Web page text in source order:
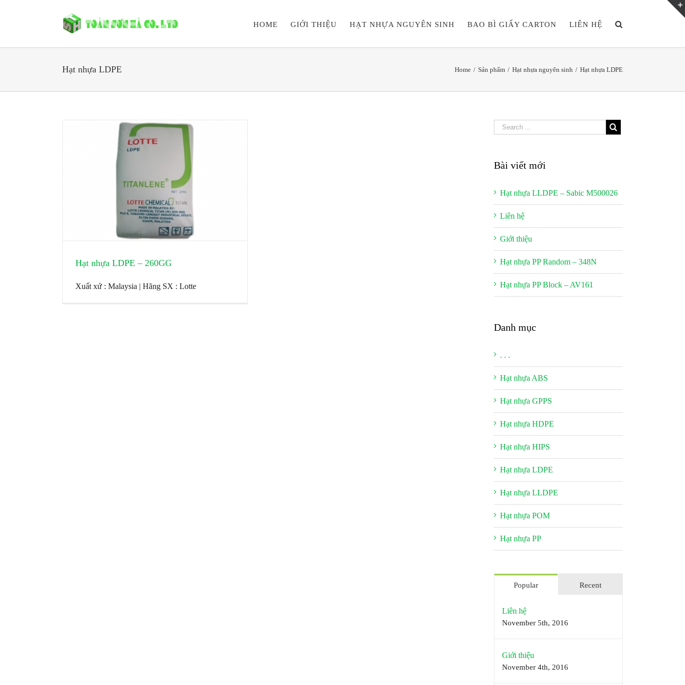
HOME GIỚI THIỆU HẠT NHỰA NGUYÊN SINH BAO BÌ GIẤY CARTON LIÊN HỆ
Hạt nhựa LDPE Home / Sản phẩm / Hạt nhựa nguyên sinh / Hạt nhựa LDPE
Hạt nhựa LDPE – 260GG
Xuất xứ : Malaysia | Hãng SX : Lotte
Bài viết mới
Hạt nhựa LLDPE – Sabic M500026
Liên hệ
Giới thiệu
Hạt nhựa PP Random – 348N
Hạt nhựa PP Block – AV161
Danh mục
. . .
Hạt nhựa ABS
Hạt nhựa GPPS
Hạt nhựa HDPE
Hạt nhựa HIPS
Hạt nhựa LDPE
Hạt nhựa LLDPE
Hạt nhựa POM
Hạt nhựa PP
Popular Recent
Liên hệ
November 5th, 2016
Giới thiệu
November 4th, 2016